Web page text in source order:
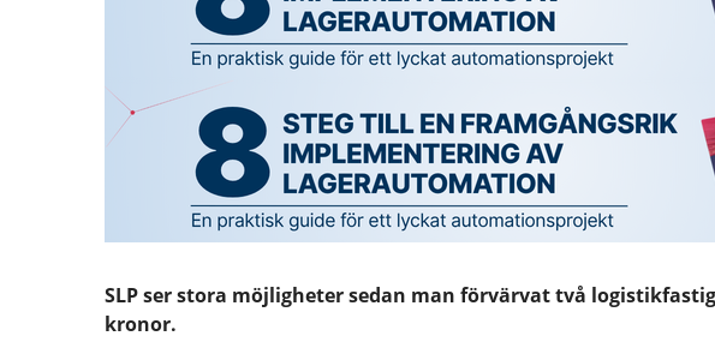
SLP ser stora möjligheter sedan man förvärvat två
kronor.